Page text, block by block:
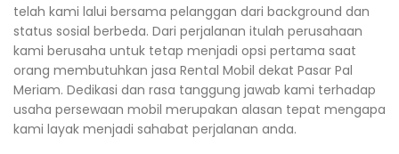
telah kami lalui bersama pelanggan dari background dan
status sosial berbeda. Dari perjalanan itulah perusahaan
kami berusaha untuk tetap menjadi opsi pertama saat
orang membutuhkan jasa Rental Mobil dekat Pasar Pal
Meriam. Dedikasi dan rasa tanggung jawab kami terhadap
usaha persewaan mobil merupakan alasan tepat mengapa
kami layak menjadi sahabat perjalanan anda.